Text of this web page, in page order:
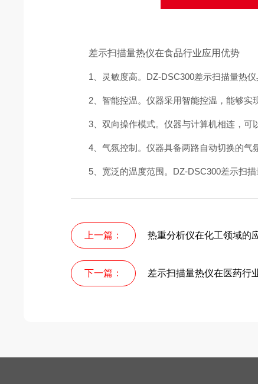
差示扫描量热仪在食品行业应用优势
1、灵敏度高。DZ-DSC300差示扫描量热仪
2、智能控温。仪器采用智能控温，能够实
3、双向操作模式。仪器与计算机相连，可
4、气氛控制。仪器具备两路自动切换的气
5、宽泛的温度范围。DZ-DSC300差示扫描
上一篇： 热重分析仪在化工领域的
下一篇： 差示扫描量热仪在医药行